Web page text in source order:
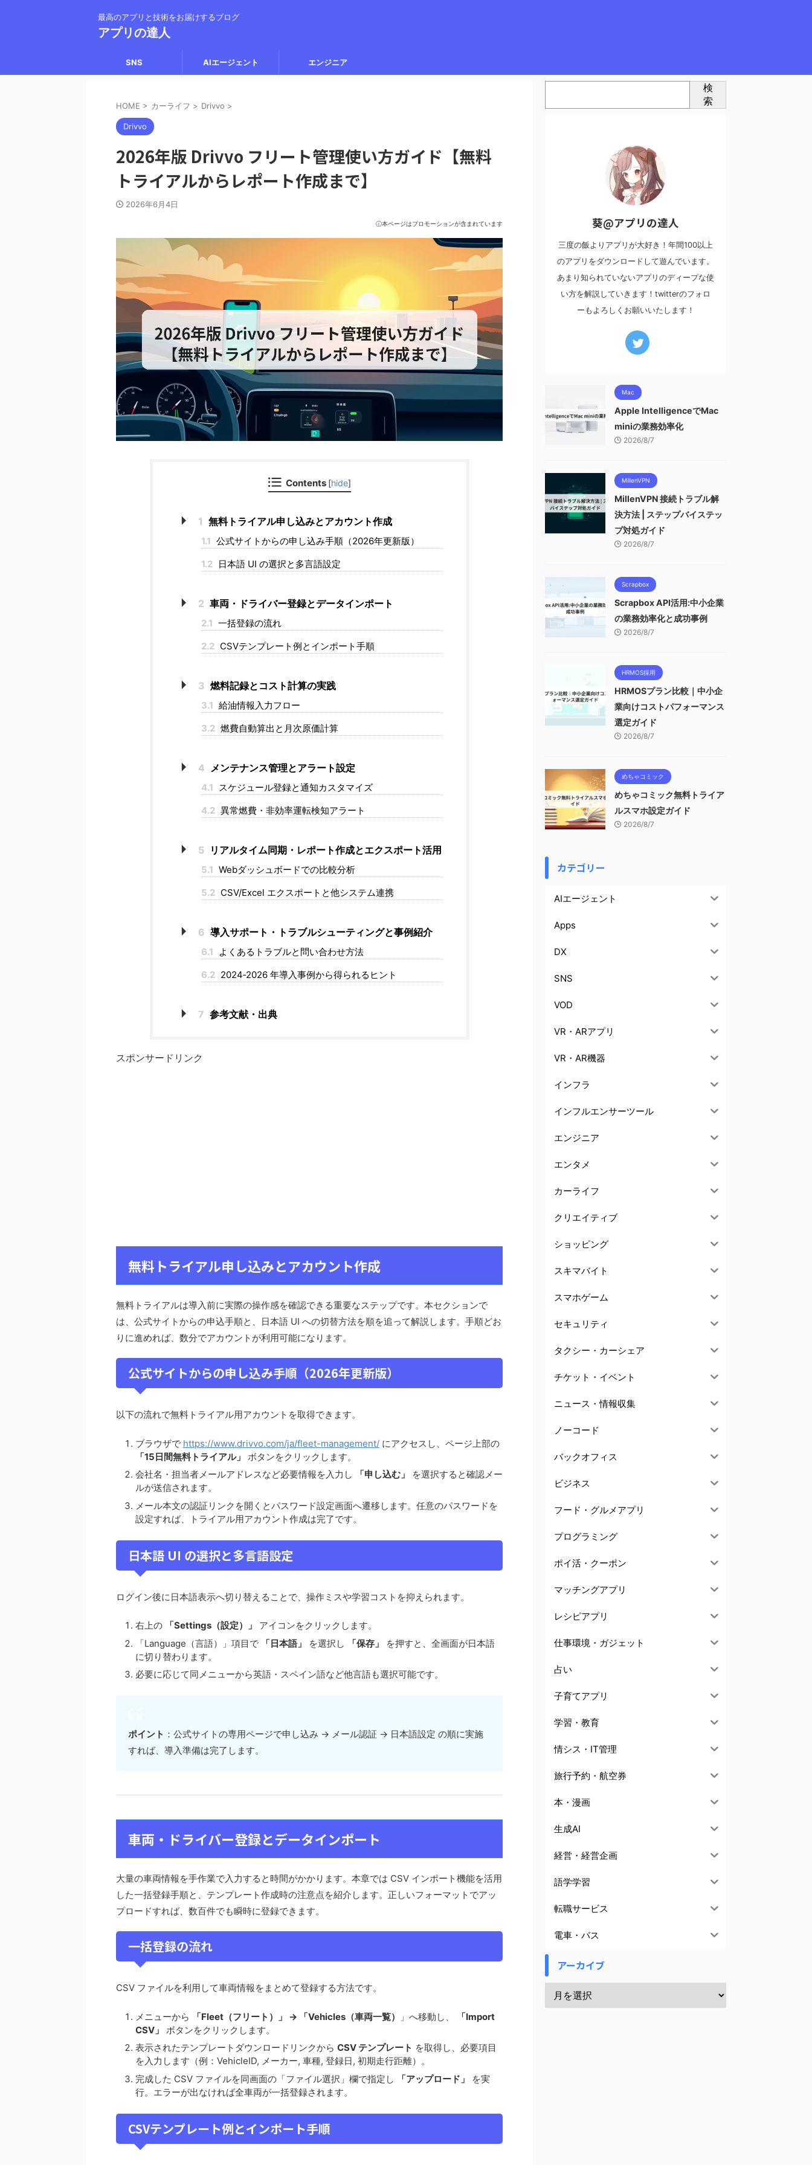
最高のアプリと技術をお届けするブログ
アプリの達人
SNS AIエージェント エンジニア
HOME > カーライフ > Drivvo >
Drivvo
2026年版 Drivvo フリート管理使い方ガイド【無料
トライアルからレポート作成まで】
2026年6月4日
ⓘ本ページはプロモーションが含まれています
Contents [hide]
1 無料トライアル申し込みとアカウント作成
1.1 公式サイトからの申し込み手順（2026年更新版）
1.2
日本語 UI の選択と多言語設定
2 車両・ドライバー登録とデータインポート
2.1 一括登録の流れ
2.2 CSVテンプレート例とインポート手順
3 燃料記録とコスト計算の実践
3.1 給油情報入力フロー
3.2 燃費自動算出と月次原価計算
4 メンテナンス管理とアラート設定
4.1 スケジュール登録と通知カスタマイズ
4.2 異常燃費・非効率運転検知アラート
5 リアルタイム同期・レポート作成とエクスポート活用
5.1 Webダッシュボードでの比較分析
5.2 CSV/Excel エクスポートと他システム連携
6 導入サポート・トラブルシューティングと事例紹介
6.1
よくあるトラブルと問い合わせ方法
6.2 2024‑2026 年導入事例から得られるヒント
7 参考文献・出典
スポンサードリンク
無料トライアル申し込みとアカウント作成
無料トライアルは導入前に実際の操作感を確認できる重要なステップです。本セクションで
は、公式サイトからの申込手順と、日本語 UI への切替方法を順を追って解説します。手順どお
りに進めれば、数分でアカウントが利用可能になります。
公式サイトからの申し込み手順（2026年更新版）
以下の流れで無料トライアル用アカウントを取得できます。
ブラウザで https://www.drivvo.com/ja/fleet-management/ にアクセスし、ページ上部の
「15日間無料トライアル」
ボタンをクリックします。
会社名・担当者メールアドレスなど必要情報を入力し
「申し込む」
を選択すると確認メー
ルが送信されます。
メール本文の認証リンクを開くとパスワード設定画面へ遷移します。任意のパスワードを
設定すれば、トライアル用アカウント作成は完了です。
日本語 UI の選択と多言語設定
ログイン後に日本語表示へ切り替えることで、操作ミスや学習コストを抑えられます。
右上の 「Settings（設定）」
アイコンをクリックします。
「Language（言語）」項目で
「日本語」 を選択し 「保存」
を押すと、全画面が日本語
に切り替わります。
必要に応じて同メニューから英語・スペイン語など他言語も選択可能です。
ポイント ：公式サイトの専用ページで申し込み → メール認証 → 日本語設定 の順に実施
すれば、導入準備は完了します。
車両・ドライバー登録とデータインポート
大量の車両情報を手作業で入力すると時間がかかります。本章では CSV インポート機能を活用
した一括登録手順と、テンプレート作成時の注意点を紹介します。正しいフォーマットでアッ
プロードすれば、数百件でも瞬時に登録できます。
一括登録の流れ
CSV ファイルを利用して車両情報をまとめて登録する方法です。
メニューから 「Fleet（フリート）」 → 「Vehicles（車両一覧） 」へ移動し、
「Import
CSV」
ボタンをクリックします。
表示されたテンプレートダウンロードリンクから CSV テンプレート を取得し、必要項目
を入力します（例：VehicleID, メーカー, 車種, 登録日, 初期走行距離）。
完成した CSV ファイルを同画面の「ファイル選択」欄で指定し
「アップロード」
を実
行。エラーが出なければ全車両が一括登録されます。
CSVテンプレート例とインポート手順
検
索
葵@アプリの達人
三度の飯よりアプリが大好き！年間100以上
のアプリをダウンロードして遊んでいます。
あまり知られていないアプリのディープな使
い方を解説していきます！twitterのフォロ
ーもよろしくお願いいたします！
Mac
Apple IntelligenceでMac
miniの業務効率化
2026/8/7
MillenVPN
MillenVPN 接続トラブル解
決方法 | ステップバイステッ
プ対処ガイド
2026/8/7
Scrapbox
Scrapbox API活用:中小企業
の業務効率化と成功事例
2026/8/7
HRMOS採用
HRMOSプラン比較｜中小企
業向けコストパフォーマンス
選定ガイド
2026/8/7
めちゃコミック
めちゃコミック無料トライア
ルスマホ設定ガイド
2026/8/7
カテゴリー
AIエージェント
Apps
DX
SNS
VOD
VR・ARアプリ
VR・AR機器
インフラ
インフルエンサーツール
エンジニア
エンタメ
カーライフ
クリエイティブ
ショッピング
スキマバイト
スマホゲーム
セキュリティ
タクシー・カーシェア
チケット・イベント
ニュース・情報収集
ノーコード
バックオフィス
ビジネス
フード・グルメアプリ
プログラミング
ポイ活・クーポン
マッチングアプリ
レシピアプリ
仕事環境・ガジェット
占い
子育てアプリ
学習・教育
情シス・IT管理
旅行予約・航空券
本・漫画
生成AI
経営・経営企画
語学学習
転職サービス
電車・バス
アーカイブ